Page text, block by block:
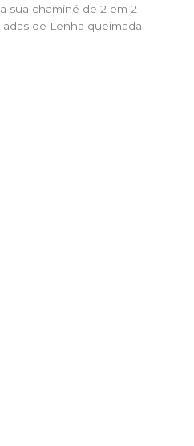
sua chaminé de 2 em 2
de Lenha queimada.